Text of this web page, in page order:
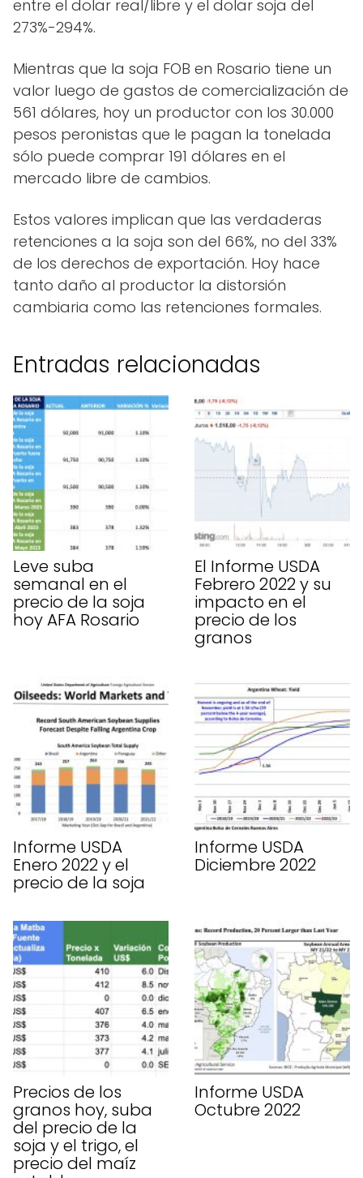
entre el dolar real/libre y el dolar soja del
273%-294%.
Mientras que la soja FOB en Rosario tiene un
valor luego de gastos de comercialización de
561 dólares, hoy un productor con los 30.000
pesos peronistas que le pagan la tonelada
sólo puede comprar 191 dólares en el
mercado libre de cambios.
Estos valores implican que las verdaderas
retenciones a la soja son del 66%, no del 33%
de los derechos de exportación. Hoy hace
tanto daño al productor la distorsión
cambiaria como las retenciones formales.
Entradas relacionadas
Leve suba
semanal en el
precio de la soja
hoy AFA Rosario
El Informe USDA
Febrero 2022 y su
impacto en el
precio de los
granos
Informe USDA
Enero 2022 y el
precio de la soja
Informe USDA
Diciembre 2022
Precios de los
granos hoy, suba
del precio de la
soja y el trigo, el
precio del maíz
Informe USDA
Octubre 2022